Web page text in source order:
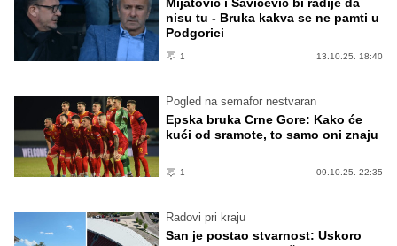
nisu tu - Bruka kakva se ne pamti u
Podgorici
1 13.10.25. 18:40
Pogled na semafor nestvaran
Epska bruka Crne Gore: Kako će
kući od sramote, to samo oni znaju
1 09.10.25. 22:35
Radovi pri kraju
San je postao stvarnost: Uskoro